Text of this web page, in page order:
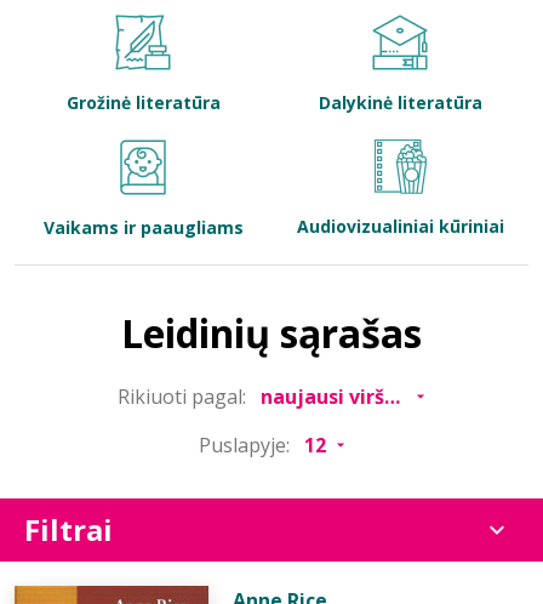
Bibliotekoms
Grožinė literatūra Dalykinė literatūra
Vaikams ir paaugliams Audiovizualiniai kūriniai
Leidinių sąrašas
Rikiuoti pagal:
Puslapyje:
Filtrai